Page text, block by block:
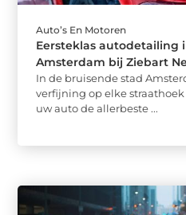
Auto’s En Motoren
Eersteklas autodetailing
Amsterdam bij Ziebart
In de bruisende stad
verfijning op elke
uw auto de allerbeste ...